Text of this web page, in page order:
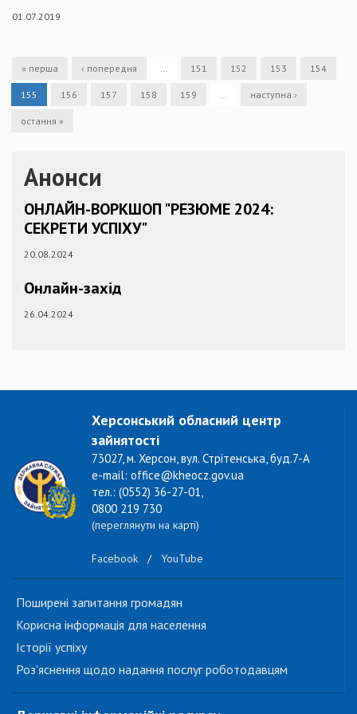
01.07.2019
« перша ‹ попередня 151 152 153 154
155 156 157 158 159 наступна ›
остання »
Анонси
ОНЛАЙН-ВОРКШОП "РЕЗЮМЕ 2024:
СЕКРЕТИ УСПІХУ"
20.08.2024
Онлайн-захід
26.04.2024
Херсонський обласний центр
зайнятості
73027, м. Херсон, вул. Стрітенська, буд.7-А
e-mail: office@kheocz.gov.ua
тел.: (0552) 36-27-01,
0800 219 730
(переглянути на карті)
Facebook / YouTube
Поширені запитання громадян
Корисна інформація для населення
Історії успіху
Роз'яснення щодо надання послуг роботодавцям